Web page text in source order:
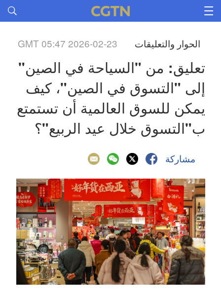
الحوار والتعليقات GMT 05:47 2026-02-23
ب"التسوق خلال عيد الربيع"؟
مشاركة